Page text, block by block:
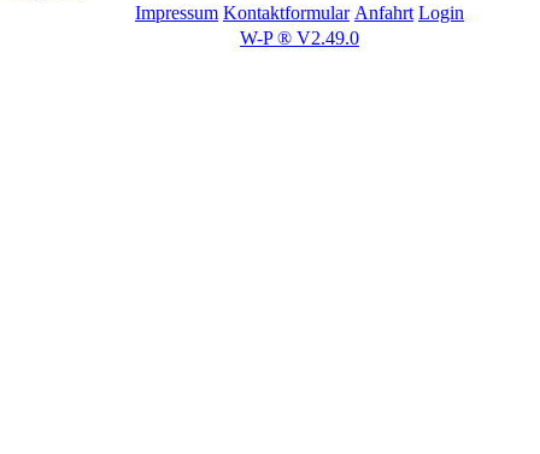
Impressum Kontaktformular Anfahrt Login
W-P ® V2.49.0